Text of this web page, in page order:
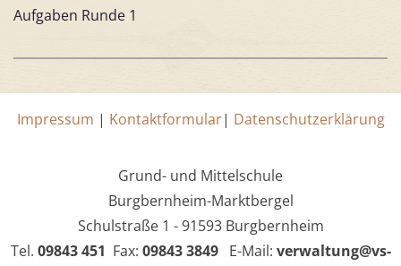
Aufgaben Runde 1
Impressum | Kontaktformular| Datenschutzerklärung
Grund- und Mittelschule
Burgbernheim-Marktbergel
Schulstraße 1 - 91593 Burgbernheim
Tel. 09843 451 Fax: 09843 3849 E-Mail: verwaltung@vs-